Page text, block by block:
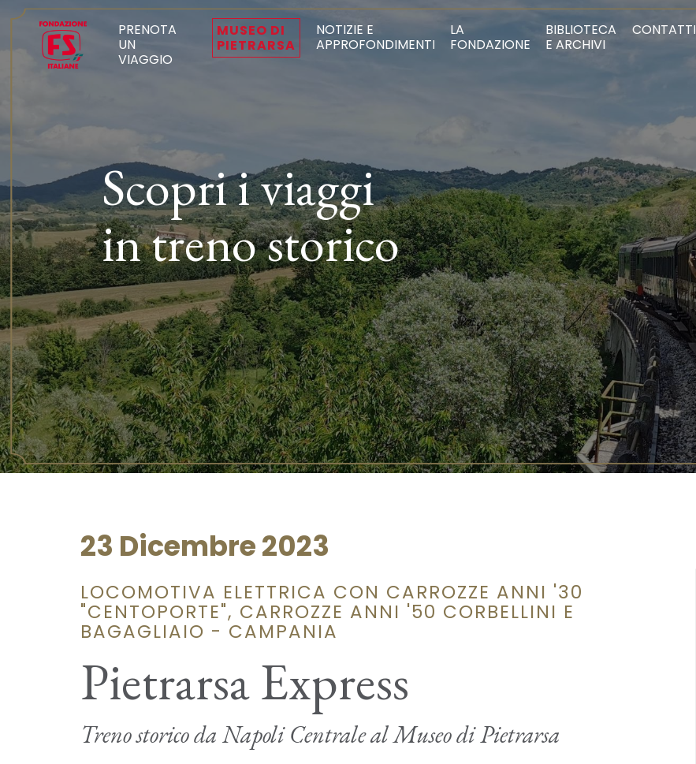
PRENOTA
UN
VIAGGIO
MUSEO DI
PIETRARSA
NOTIZIE E
APPROFONDIMENTI
LA
FONDAZIONE
BIBLIOTECA
E ARCHIVI
CONTATTI
Scopri i viaggi
in treno storico
23 Dicembre 2023
LOCOMOTIVA ELETTRICA CON CARROZZE ANNI '30
"CENTOPORTE", CARROZZE ANNI '50 CORBELLINI E
BAGAGLIAIO - CAMPANIA
Pietrarsa Express
Treno storico da Napoli Centrale al Museo di Pietrarsa